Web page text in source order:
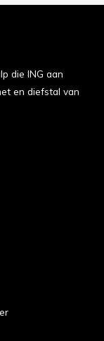
die ING aan
en diefstal van